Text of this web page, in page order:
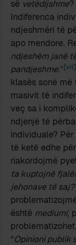
së vetëdijshme
Indiferenca
ndjeshmëri të
apo mendore.
ndjeshëm janë
pandjeshme.”[vii]
klasës sonë
masivit të
veç sa i
ndjenjë të
individuale?
të ketë edhe
riakordojmë
ta kuptojnë
jehonave të saj?
është mediumi,
problematizohet.
“Opinioni publik